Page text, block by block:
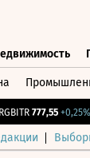
777,55 +0,25%